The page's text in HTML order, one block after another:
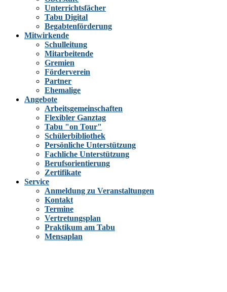
Unterrichtsfächer
Tabu Digital
Begabtenförderung
Mitwirkende
Schulleitung
Mitarbeitende
Gremien
Förderverein
Partner
Ehemalige
Angebote
Arbeitsgemeinschaften
Flexibler Ganztag
Tabu "on Tour"
Schülerbibliothek
Persönliche Unterstützung
Fachliche Unterstützung
Berufsorientierung
Zertifikate
Service
Anmeldung zu Veranstaltungen
Kontakt
Termine
Vertretungsplan
Praktikum am Tabu
Mensaplan